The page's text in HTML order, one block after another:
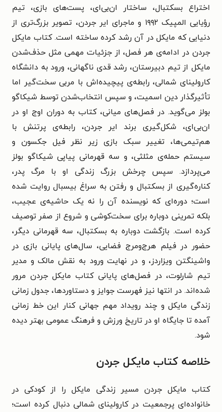
اختراع بسکتبال، ساختار ان‌بی‌ای، پست‌های بازی، تیم
رؤیایی المپیک ۱۹۹۲ و ماجرای ایر جردن، تصویر بزرگ‌تری از
دنیایی که مایکل در آن رشد کرده ساخته است. کتاب مایکل
جردن در ادامه‌ی هر فصل، از جزئیات مهمی مثل حذف‌شدن
مایکل از تیم دبیرستان، رشد قدی ناگهانی، ورود به دانشگاه
کارولینای شمالی، رابطه‌ی پیچیده‌اش با مربی سخت‌گیر اما
تأثیرگذار دین اسمیت، و سپس انتخاب‌شدن توسط شیکاگو
بولز می‌گوید. در فصل‌های میانی، کتاب به دوران اوج او در
ان‌بی‌ای، شکل‌گیری برند ایر جردن، رابطه‌ی پرتنش با
هم‌تیمی‌ها، تغییر سبک بازی زیر نظر فیل جکسون و
سیستم حمله‌ی مثلثی، و سه قهرمانی پیاپی شیکاگو بولز
می‌پردازد. سپس چرخش بزرگ زندگی او با مرگ پدر،
کناره‌گیری از بسکتبال و رفتن به سراغ بیسبال روایت شده
است؛ دوره‌ای که نویسنده آن را نه یک حاشیه‌ی عجیب،
بلکه تمرینی دوباره برای سخت‌کوشی و شروع از صفر توصیف
کرده است. بازگشت دوباره به بسکتبال، سه قهرمانی دیگر،
حضور در فیلم هرج‌ومرج فضایی، سال‌های پایانی بازی در
واشینگتن ویزاردز، و در نهایت ورود به نقش مالک و مدیر
تیم شارلوت، در فصل‌های پایانی کتاب مایکل جردن مرور
شده‌اند. در انتها نیز فهرست جوایز و دستاوردها، جدول زمانی
زندگی مایکل و چند رویداد مهم جهانی کنار این خط زمانی
آمده تا جایگاه او در تاریخ ورزش و فرهنگ عمومی بهتر دیده
شود.
خلاصه کتاب مایکل جردن
کتاب مایکل جردن مسیر زندگی مایکل را از کودکی در
خانواده‌ای پرجمعیت در کارولینای شمالی دنبال کرده است؛